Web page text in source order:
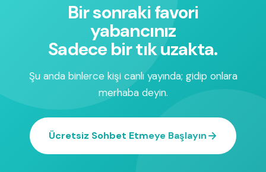
Bir sonraki favori
yabancınız
Sadece bir tık uzakta.
Şu anda binlerce kişi canlı yayında; gidip onlara
merhaba deyin.
Ücretsiz Sohbet Etmeye Başlayın